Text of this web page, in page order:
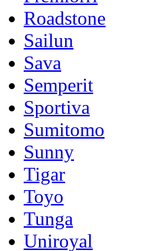
Roadstone
Sailun
Sava
Semperit
Sportiva
Sumitomo
Sunny
Tigar
Toyo
Tunga
Uniroyal